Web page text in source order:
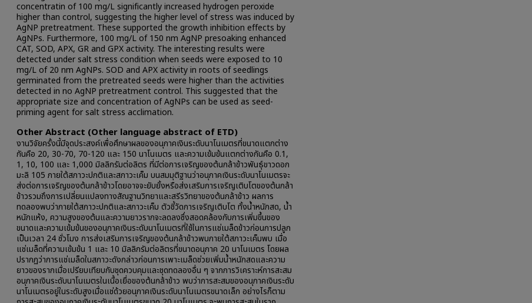
concentratin of 100 mg/L significantly increased hydrogen peroxide
higher than control, suggesting the higher level of stress was induced by
AgNP pretreatment. These supported the growth inhibition effects by
AgNPs. Furthermore, 100 mg/L of 150 nm AgNP presoaking enhanced
CAT, SOD, APX, GR and GPX activity. The interesting results were
detected under salt stress condition when seeds were exposed to 10
mg/L of 20 nm AgNPs. SOD and APX activity in roots of seedlings
germinated from the pretreated seeds were higher than the activities
detected in no AgNP pretreatment control. This suggested that the
appropriate size and concentration of AgNPs can be used as seed-
priming agent for salt stress acclimation.
Other Abstract (Other language abstract of ETD)
งานวิจัยครั้งนี้มีจุดประสงค์เพื่อศึกษาผลของอนุภาคเงินระดับนาโนเมตรที่ขนาดแตกต่าง
กันคือ 20, 30-70, 70-120 และ 150 นาโนเมตร และความเข้มข้นแตกต่างกันคือ 0.1,
1, 10, 100 และ 1,000 มิลลิกรัมต่อลิตร ที่มีต่อการเจริญของต้นกล้าข้าวพันธุ์ขาวดอก
มะลิ 105 ภายใต้สภาวะปกติและสภาวะเค็ม บนสมมุติฐานว่าอนุภาคเงินระดับนาโนเมตรจะ
ส่งต่อการเจริญของต้นกล้าข้าวโดยอาจจะยับยั้งหรือส่งเสริมการเจริญเติบโตของต้นกล้า
ข้าวรวมถึงการเปลี่ยนแปลงทางสัณฐานวิทยาและสรีรวิทยาของต้นกล้าข้าว ผลการ
ทดลองพบว่าภายใต้สภาวะปกติและสภาวะเค็ม ตัวชี้วัดการเจริญเติบโต ทั้งน้ำหนักสด, น้ำ
หนักแห้ง, ความสูงของต้นและความยาวรากจะลดลงซึ่งสอดคล้องกับการเพิ่มขึ้นของ
ขนาดและความเข้มข้นของอนุภาคเงินระดับนาโนเมตรที่ใช้ในการแช่เมล็ดข้าวก่อนการปลูก
เป็นเวลา 24 ชั่วโมง การส่งเสริมการเจริญของต้นกล้าข้าวพบภายใต้สภาวะเค็มพบ เมื่อ
แช่เมล็ดที่ความเข้มข้น 1 และ 10 มิลลิกรัมต่อลิตรที่ขนาดอนุภาค 20 นาโนเมตร โดยผล
ปรากฏว่าการแช่เมล็ดในสภาวะดังกล่าวก่อนการเพาะเมล็ดช่วยเพิ่มน้ำหนักสดและความ
ยาวของรากเมื่อเปรียบเทียบกับชุดควบคุมและชุดทดลองอื่น ๆ จากการวิเคราะห์การสะสม
อนุภาคเงินระดับนาโนเมตรในเนื้อเยื่อของต้นกล้าข้าว พบว่าการสะสมของอนุภาคเงินระดับ
นาโนเมตรอยู่ในระดับสูงเมื่อแช่ด้วยอนุภาคเงินระดับนาโนเมตรขนาดเล็ก อย่างไรก็ตาม